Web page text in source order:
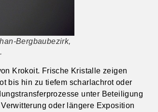
Bergbaubezirk,
Krokoit. Frische Kristalle zeigen
bis hin zu tiefem scharlachrot oder
unter Beteiligung
oder längere Exposition